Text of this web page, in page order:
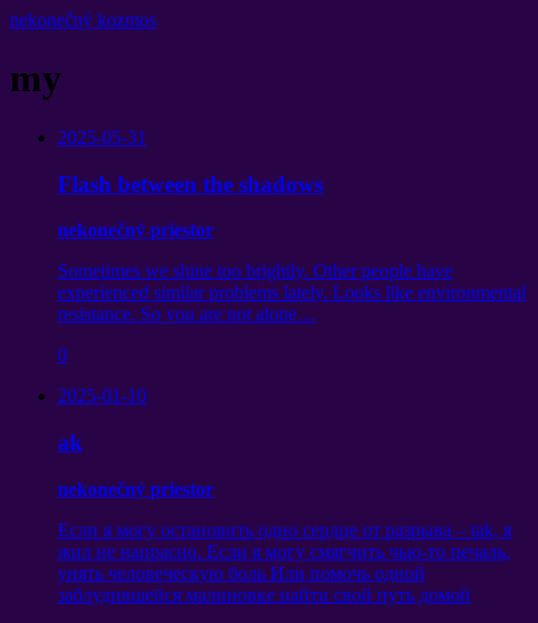
nekonečný kozmos
my
2025-05-31
Flash between the shadows
nekonečný priestor
Sometimes we shine too brightly. Other people have
experienced similar problems lately. Looks like environmental
resistance. So you are not alone…
0
2025-01-10
ak
nekonečný priestor
Если я могу остановить одно сердце от разрыва – tak, я
жил не напрасно. Если я могу смягчить чью-то печаль,
унять человеческую боль Или помочь одной
заблудившейся малиновке найти свой путь домой